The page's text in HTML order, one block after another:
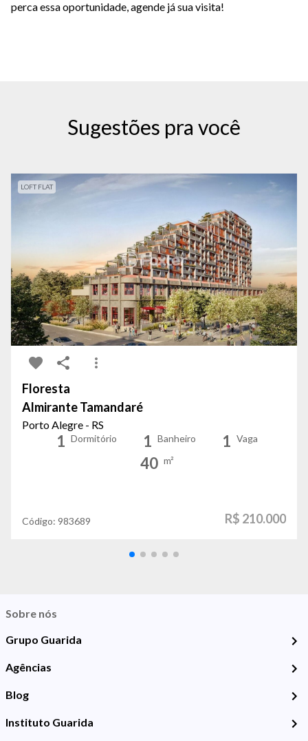
perca essa oportunidade, agende já sua visita!
Sugestões pra você
LOFT FLAT
Floresta
Almirante Tamandaré
Porto Alegre - RS
1 Dormitório 1 Banheiro 1 Vaga
40 m²
Código: 983689 R$ 210.000
Sobre nós
Grupo Guarida
Agências
Blog
Instituto Guarida